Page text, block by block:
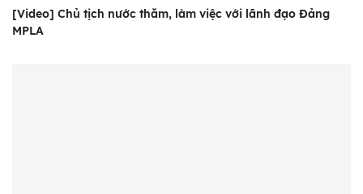
[Video] Chủ tịch nước thăm, làm việc với lãnh đạo Đảng
MPLA